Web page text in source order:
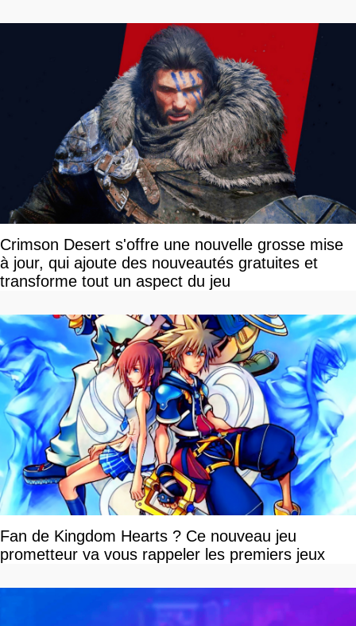
Crimson Desert s'offre une nouvelle grosse mise
à jour, qui ajoute des nouveautés gratuites et
transforme tout un aspect du jeu
Fan de Kingdom Hearts ? Ce nouveau jeu
prometteur va vous rappeler les premiers jeux